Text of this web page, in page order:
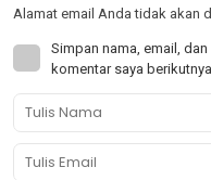
Alamat email Anda tidak akan
Simpan nama, email,
komentar saya berikutnya.